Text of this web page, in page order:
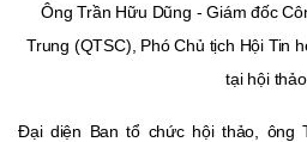
Ông Trần Hữu Dũng - Giám đốc
Trung (QTSC), Phó Chủ tịch Hội Tin
tại hội thảo.
Đại diện Ban tổ chức hội thảo, ông